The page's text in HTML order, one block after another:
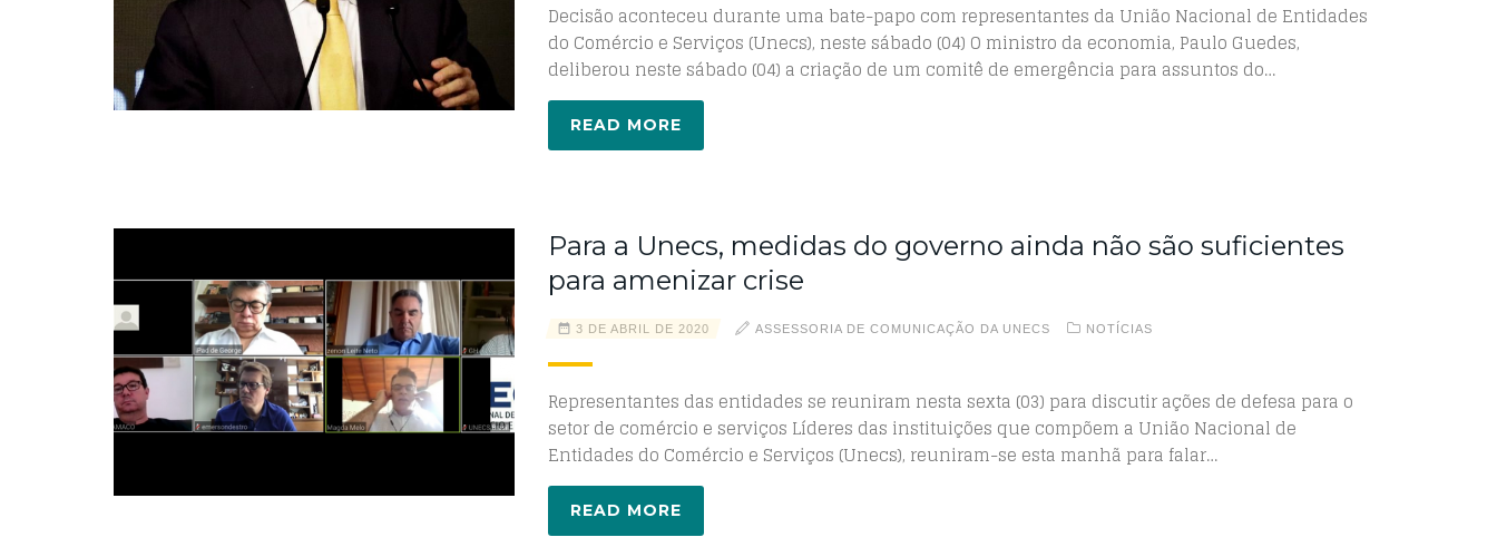
Decisão aconteceu durante uma bate-papo com representantes da União Nacional de Entidades
do Comércio e Serviços (Unecs), neste sábado (04) O ministro da economia, Paulo Guedes,
deliberou neste sábado (04) a criação de um comitê de emergência para assuntos do…
READ MORE
Para a Unecs, medidas do governo ainda não são suficientes
para amenizar crise
3 DE ABRIL DE 2020 ASSESSORIA DE COMUNICAÇÃO DA UNECS NOTÍCIAS
Representantes das entidades se reuniram nesta sexta (03) para discutir ações de defesa para o
setor de comércio e serviços Líderes das instituições que compõem a União Nacional de
Entidades do Comércio e Serviços (Unecs), reuniram-se esta manhã para falar…
READ MORE